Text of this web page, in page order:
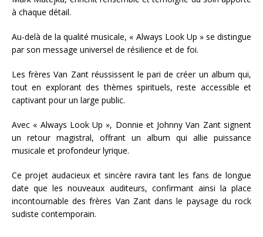
à chaque détail.
Au-delà de la qualité musicale, « Always Look Up » se distingue
par son message universel de résilience et de foi.
Les frères Van Zant réussissent le pari de créer un album qui,
tout en explorant des thèmes spirituels, reste accessible et
captivant pour un large public.
Avec « Always Look Up », Donnie et Johnny Van Zant signent
un retour magistral, offrant un album qui allie puissance
musicale et profondeur lyrique.
Ce projet audacieux et sincère ravira tant les fans de longue
date que les nouveaux auditeurs, confirmant ainsi la place
incontournable des frères Van Zant dans le paysage du rock
sudiste contemporain.